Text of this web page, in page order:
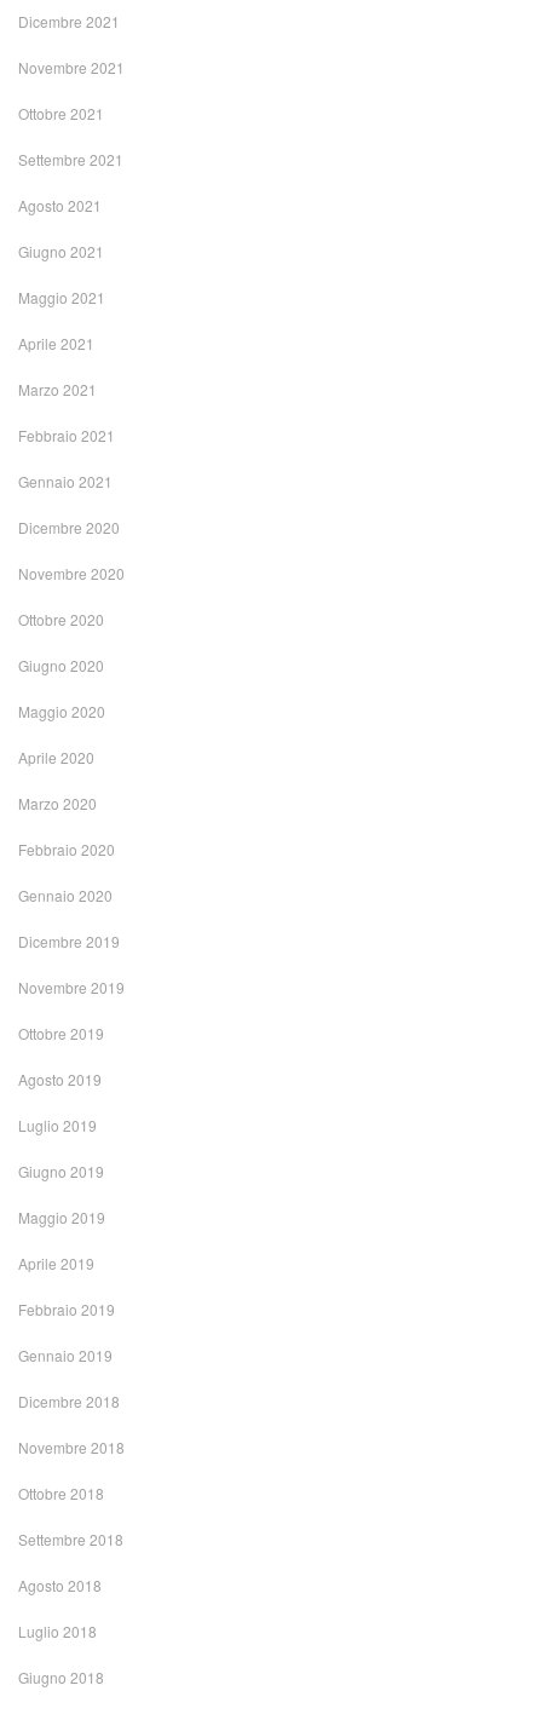
Dicembre 2021
Novembre 2021
Ottobre 2021
Settembre 2021
Agosto 2021
Giugno 2021
Maggio 2021
Aprile 2021
Marzo 2021
Febbraio 2021
Gennaio 2021
Dicembre 2020
Novembre 2020
Ottobre 2020
Giugno 2020
Maggio 2020
Aprile 2020
Marzo 2020
Febbraio 2020
Gennaio 2020
Dicembre 2019
Novembre 2019
Ottobre 2019
Agosto 2019
Luglio 2019
Giugno 2019
Maggio 2019
Aprile 2019
Febbraio 2019
Gennaio 2019
Dicembre 2018
Novembre 2018
Ottobre 2018
Settembre 2018
Agosto 2018
Luglio 2018
Giugno 2018